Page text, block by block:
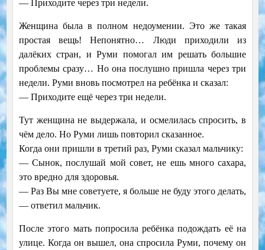
— Приходите через три недели.
Женщина была в полном недоумении. Это же такая
простая вещь! Непонятно… Люди приходили из
далёких стран, и Руми помогал им решать большие
проблемы сразу… Но она послушно пришла через три
недели. Руми вновь посмотрел на ребёнка и сказал:
— Приходите ещё через три недели.
Тут женщина не выдержала, и осмелилась спросить, в
чём дело. Но Руми лишь повторил сказанное.
Когда они пришли в третий раз, Руми сказал мальчику:
— Сынок, послушай мой совет, не ешь много сахара,
это вредно для здоровья.
— Раз Вы мне советуете, я больше не буду этого делать,
— ответил мальчик.
После этого мать попросила ребёнка подождать её на
улице. Когда он вышел, она спросила Руми, почему он